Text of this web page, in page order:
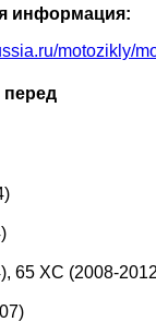
информация:
motozikly/
65 XC (2008-